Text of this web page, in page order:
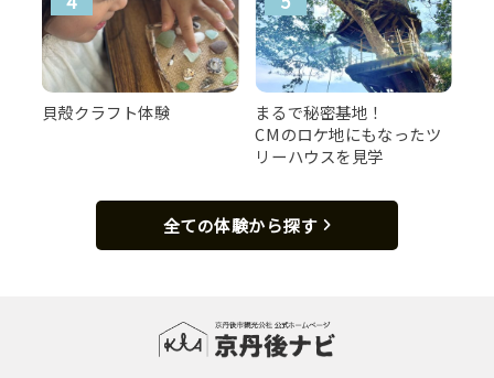
貝殻クラフト体験
まるで秘密基地！
CMのロケ地にもなったツ
リーハウスを見学
全ての体験から探す